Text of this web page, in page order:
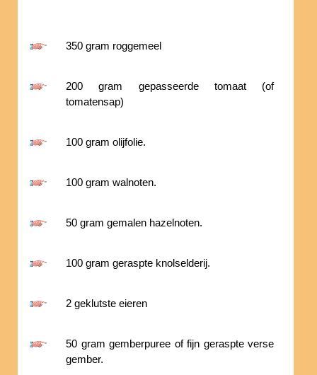
350 gram roggemeel
200 gram gepasseerde tomaat (of
tomatensap)
100 gram olijfolie.
100 gram walnoten.
50 gram gemalen hazelnoten.
100 gram geraspte knolselderij.
2 geklutste eieren
50 gram gemberpuree of fijn geraspte verse
gember.